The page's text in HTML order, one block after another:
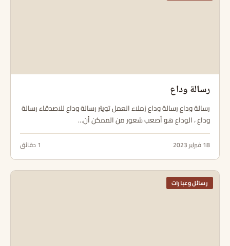
رسالة وداع
رسالة وداع رسالة وداع زملاء العمل تويتر رسالة وداع للاصدقاء رسالة
وداع ، الوداع هو أصعب شعور من الممكن أن…
18 فبراير 2023 1 دقائق
رسائل وعبارات